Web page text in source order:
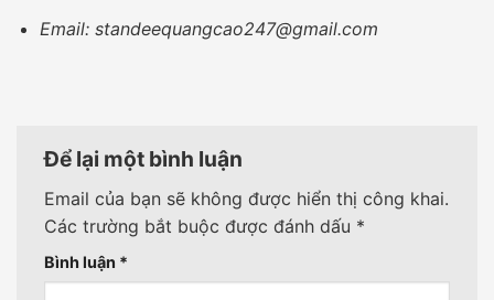
Email: standeequangcao247@gmail.com
Để lại một bình luận
Email của bạn sẽ không được hiển thị công khai.
Các trường bắt buộc được đánh dấu *
Bình luận *